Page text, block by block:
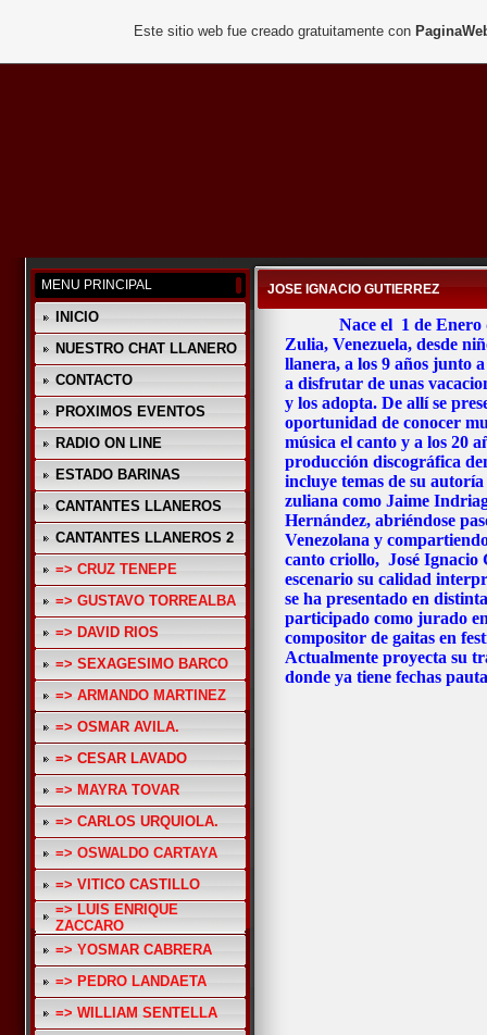
MENU PRINCIPAL
INICIO
NUESTRO CHAT LLANERO
CONTACTO
PROXIMOS EVENTOS
RADIO ON LINE
ESTADO BARINAS
CANTANTES LLANEROS
CANTANTES LLANEROS 2
=> CRUZ TENEPE
=> GUSTAVO TORREALBA
=> DAVID RIOS
=> SEXAGESIMO BARCO
=> ARMANDO MARTINEZ
=> OSMAR AVILA.
=> CESAR LAVADO
=> MAYRA TOVAR
=> CARLOS URQUIOLA.
=> OSWALDO CARTAYA
=> VITICO CASTILLO
=> LUIS ENRIQUE
ZACCARO
=> YOSMAR CABRERA
=> PEDRO LANDAETA
=> WILLIAM SENTELLA
JOSE IGNACIO GUTIERREZ
Nace el 1 de Enero
Zulia, Venezuela, desde
llanera, a los 9 años junto
a disfrutar de unas
y los adopta. De allí se
oportunidad de conocer
música el canto y a los 20
producción discográfica
incluye temas de su
zuliana como Jaime
Hernández, abriéndose
Venezolana y
canto criollo, José Ignacio
escenario su calidad
se ha presentado en
participado como jurado
compositor de gaitas en
Actualmente proyecta su
donde ya tiene fechas
Este sitio web fue creado gratuitamente con